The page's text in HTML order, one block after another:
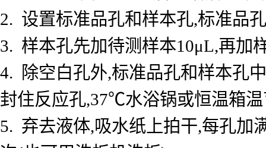
2. 设置标准品孔和样本孔,标准品
3. 样本孔先加待测样本10μL,再加
4. 除空白孔外,标准品孔和样本孔
封住反应孔,37℃水浴锅或恒温箱温
5. 弃去液体,吸水纸上拍干,每孔加